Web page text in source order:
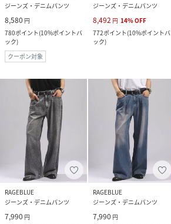
ジーンズ・デニムパンツ
8,580 円
780ポイント(10%ポイントバ
ック)
クーポン対象
ジーンズ・デニムパンツ
8,492 円 14%OFF
772ポイント(10%ポイントバ
ック)
RAGEBLUE
ジーンズ・デニムパンツ
7,990 円
RAGEBLUE
ジーンズ・デニムパンツ
7,990 円